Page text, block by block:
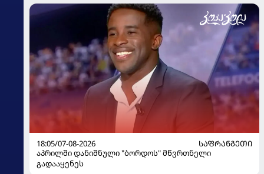
18:05/07-08-2026
ᲡᲐᲤᲠᲐᲜᲒᲔᲗᲘ
აპრილში დანიშნული "ბორდოს" მწვრთნელი
გადააყენეს